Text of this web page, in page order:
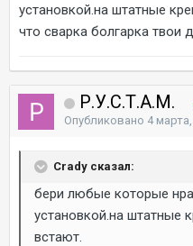
установкой.на штатные
что сварка болгарка твои
Р.У.С.Т.А.М.
Опубликовано 4
Crady сказал:
бери любые которые
установкой.на штатные
встают.